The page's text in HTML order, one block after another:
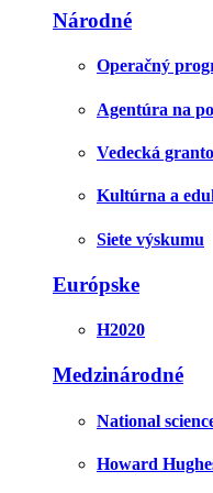
Národné
Operačný
Agentúra na
Vedecká
Kultúrna a
Siete výskumu
Európske
H2020
Medzinárodné
National
Howard